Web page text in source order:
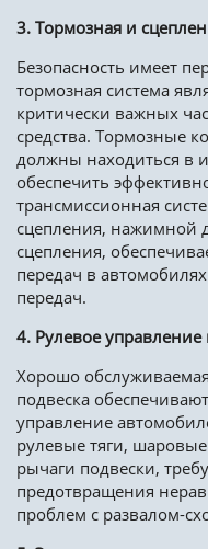
3. Тормозная и
Безопасность имеет
тормозная система
критически важных
средства. Тормозные
должны находиться в
обеспечить
трансмиссионная
сцепления, нажимной
сцепления,
передач в
передач.
4. Рулевое управление
Хорошо
подвеска
управление
рулевые тяги,
рычаги подвески,
предотвращения
проблем с развалом-